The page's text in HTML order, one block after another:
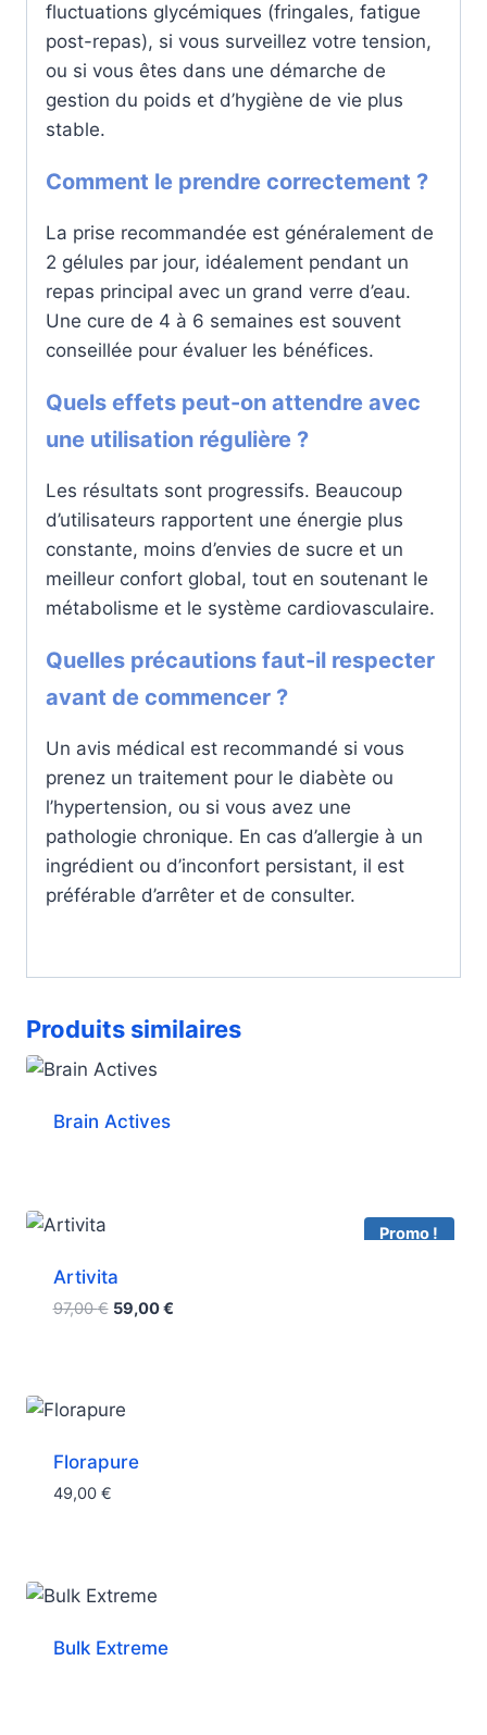
fluctuations glycémiques (fringales, fatigue
post-repas), si vous surveillez votre tension,
ou si vous êtes dans une démarche de
gestion du poids et d’hygiène de vie plus
stable.
Comment le prendre correctement ?
La prise recommandée est généralement de
2 gélules par jour, idéalement pendant un
repas principal avec un grand verre d’eau.
Une cure de 4 à 6 semaines est souvent
conseillée pour évaluer les bénéfices.
Quels effets peut-on attendre avec
une utilisation régulière ?
Les résultats sont progressifs. Beaucoup
d’utilisateurs rapportent une énergie plus
constante, moins d’envies de sucre et un
meilleur confort global, tout en soutenant le
métabolisme et le système cardiovasculaire.
Quelles précautions faut-il respecter
avant de commencer ?
Un avis médical est recommandé si vous
prenez un traitement pour le diabète ou
l’hypertension, ou si vous avez une
pathologie chronique. En cas d’allergie à un
ingrédient ou d’inconfort persistant, il est
préférable d’arrêter et de consulter.
Produits similaires
Brain Actives
Promo !
Artivita
97,00€ Le
97,00 €.
59,00€Le
Florapure
49,00 €
Bulk Extreme